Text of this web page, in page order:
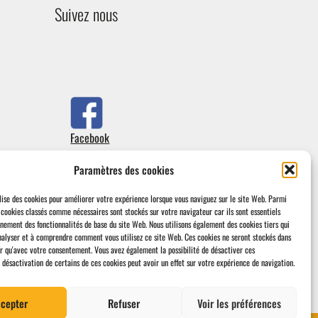
Paramètres des cookies
des cookies pour améliorer votre expérience lorsque vous naviguez sur le site Web.Parmi
classés comme nécessaires sont stockés sur votre navigateur car ils sont essentiels
des fonctionnalités de base du site Web.Nous utilisons également des cookies tiers qui
et à comprendre comment vous utilisez ce site Web.Ces cookies ne seront stockés dans
qu'avec votre consentement.Vous avez également la possibilité de désactiver ces
de certains de ces cookies peut avoir un effet sur votre expérience de navigation.
Refuser Voir les préférences
Suivez nous
Facebook